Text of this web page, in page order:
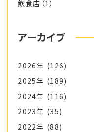
飲食店 （1）
アーカイブ
2026年 (126)
2025年 (189)
2024年 (116)
2023年 (35)
2022年 (88)